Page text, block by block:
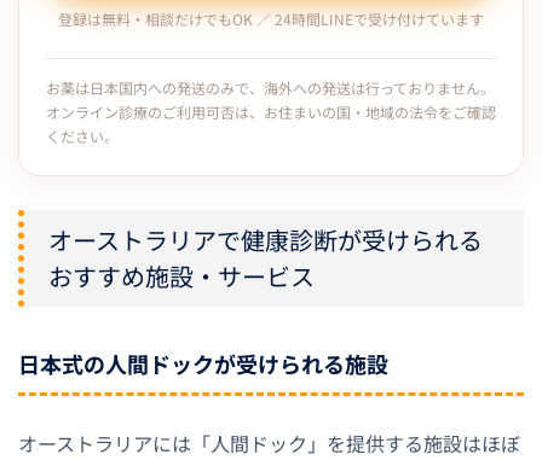
登録は無料・相談だけでもOK ／ 24時間LINEで受け付けています
お薬は日本国内への発送のみで、海外への発送は行っておりません。
オンライン診療のご利用可否は、お住まいの国・地域の法令をご確認
ください。
オーストラリアで健康診断が受けられる
おすすめ施設・サービス
日本式の人間ドックが受けられる施設
オーストラリアには「人間ドック」を提供する施設はほぼ